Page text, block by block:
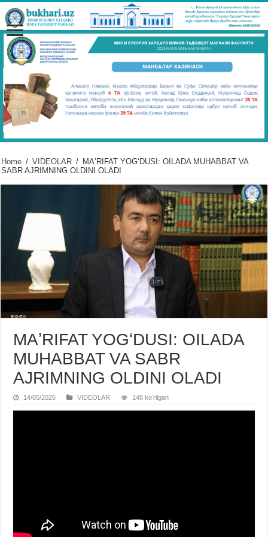
Home / VIDЕOLAR / MAʼRIFAT YOGʻDUSI: OILADA MUHABBAT VA
SABR AJRIMNING OLDINI OLADI
MAʼRIFAT YOGʻDUSI: OILADA
MUHABBAT VA SABR
AJRIMNING OLDINI OLADI
14/05/2026 VIDЕOLAR 148 koʻrilgan